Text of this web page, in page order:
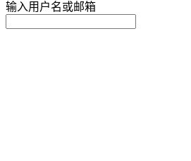
输入用户名或邮箱